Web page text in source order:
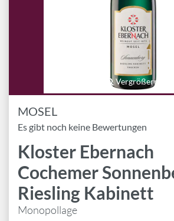
Rezepte & Ideen
Wissenswelt
Magazin
Schlagworte
Gutscheine
Vergrößern
MOSEL
Es gibt noch keine Bewertungen
Kloster Ebernach
Cochemer
Riesling Kabinett
Monopollage